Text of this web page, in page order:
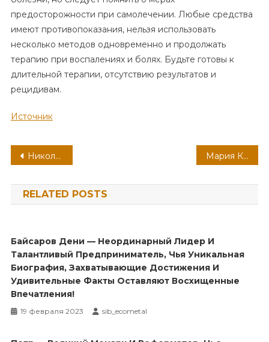
предосторожности при самолечении. Любые средства
имеют противопоказания, нельзя использовать
несколько методов одновременно и продолжать
терапию при воспалениях и болях. Будьте готовы к
длительной терапии, отсутствию результатов и
рецидивам.
Источник
Навигация
по
записям
Николай Григорьевич Маломуж — ученый, писатель, общественный деятель — история жизни, научные открытия и знаменитые произведения Мария Куликова — интересные факты из биографии, рассказ о личной жизни, новый супруг и фотографии! Сайт О женщинах
RELATED POSTS
Байсаров Дени — Неординарный Лидер И
Талантливый Предприниматель, Чья Уникальная
Биография, Захватывающие Достижения И
Удивительные Факты Оставляют Восхищенные
Впечатления!
19 февраля 2023 sib_ecometal